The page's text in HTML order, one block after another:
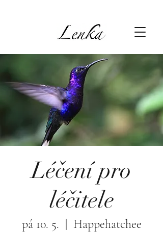
Léčení pro
léčitele
pá 10. 5.
Happehatchee